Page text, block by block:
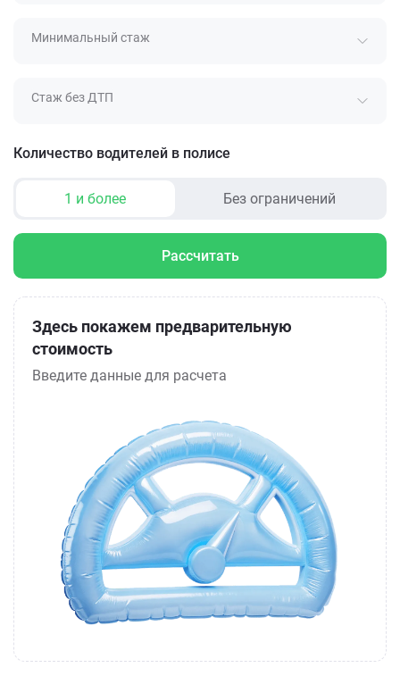
Минимальный стаж
Стаж без ДТП
Количество водителей в полисе
1 и более Без ограничений
Рассчитать
Здесь покажем предварительную
стоимость
Введите данные для расчета